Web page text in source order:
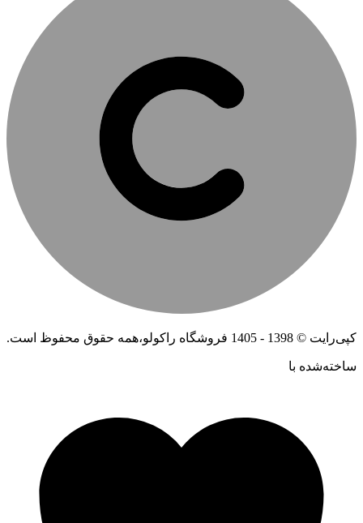
کپی‌رایت © 1398 - 1405 فروشگاه راکولو،همه حقوق محفوظ است.
ساخته‌شده ‌با